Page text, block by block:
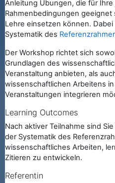
Anleitung Übungen, die für Ihre
Rahmenbedingungen
Lehre einsetzen können.
Systematik des
Der Workshop richtet sich
Grundlagen des
Veranstaltung anbieten, als
wissenschaftlichen Arbeitens
Veranstaltungen integrieren
Learning Outcomes
Nach aktiver Teilnahme sind
der Systematik des
wissenschaftliches Arbeiten,
Zitieren zu entwickeln.
Referentin